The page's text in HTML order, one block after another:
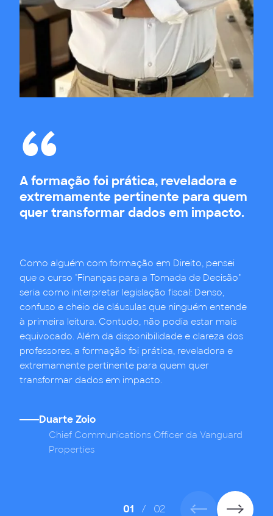
A formação foi prática, reveladora e
extremamente pertinente para quem
quer transformar dados em impacto.
Como alguém com formação em Direito, pensei
que o curso "Finanças para a Tomada de Decisão"
seria como interpretar legislação fiscal: Denso,
confuso e cheio de cláusulas que ninguém entende
à primeira leitura. Contudo, não podia estar mais
equivocado. Além da disponibilidade e clareza dos
professores, a formação foi prática, reveladora e
extremamente pertinente para quem quer
transformar dados em impacto.
Duarte Zoio
Chief Communications Officer da Vanguard
Properties
01 / 02